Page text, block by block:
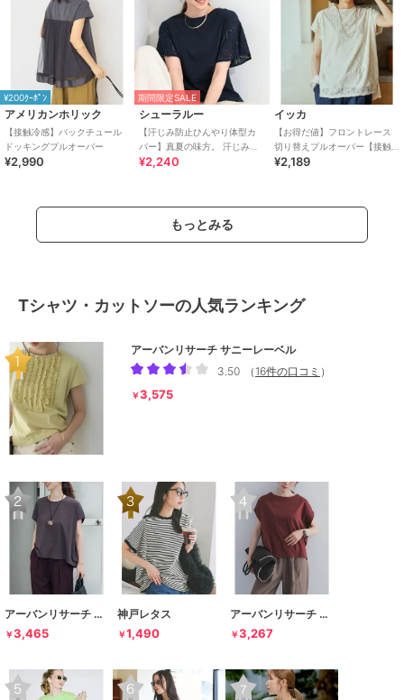
¥200ｸｰﾎﾟﾝ
アメリカンホリック
【接触冷感】バックチュール
ドッキングプルオーバー
¥2,990
期間限定SALE
シューラルー
【汗じみ防止ひんやり体型カ
バー】真夏の味方。 汗じみが
気になりにくい お袖レースフ
¥2,240
イッカ
【お得だ値】フロントレース
切り替えプルオーバー【接触
冷感／親子コーデ】
¥2,189
もっとみる
Tシャツ・カットソーの人気ランキング
アーバンリサーチ サニーレーベル
3.50
（ 16件の口コミ ）
￥3,575
アーバンリサーチ ドアーズ
￥3,465
神戸レタス
￥1,490
アーバンリサーチ ドアーズ
￥3,267